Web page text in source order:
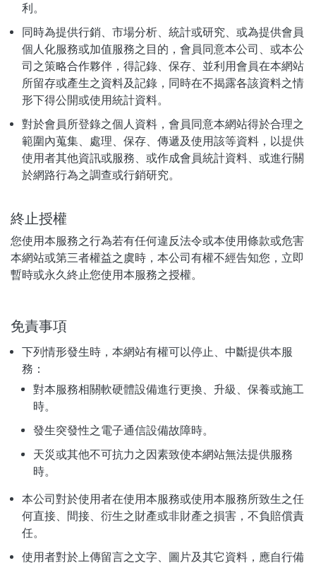
利。
同時為提供行銷、市場分析、統計或研究、或為提供會員
個人化服務或加值服務之目的，會員同意本公司、或本公
司之策略合作夥伴，得記錄、保存、並利用會員在本網站
所留存或產生之資料及記錄，同時在不揭露各該資料之情
形下得公開或使用統計資料。
對於會員所登錄之個人資料，會員同意本網站得於合理之
範圍內蒐集、處理、保存、傳遞及使用該等資料，以提供
使用者其他資訊或服務、或作成會員統計資料、或進行關
於網路行為之調查或行銷研究。
終止授權
您使用本服務之行為若有任何違反法令或本使用條款或危害
本網站或第三者權益之虞時，本公司有權不經告知您，立即
暫時或永久終止您使用本服務之授權。
免責事項
下列情形發生時，本網站有權可以停止、中斷提供本服
務：
對本服務相關軟硬體設備進行更換、升級、保養或施工
時。
發生突發性之電子通信設備故障時。
天災或其他不可抗力之因素致使本網站無法提供服務
時。
本公司對於使用者在使用本服務或使用本服務所致生之任
何直接、間接、衍生之財產或非財產之損害，不負賠償責
任。
使用者對於上傳留言之文字、圖片及其它資料，應自行備